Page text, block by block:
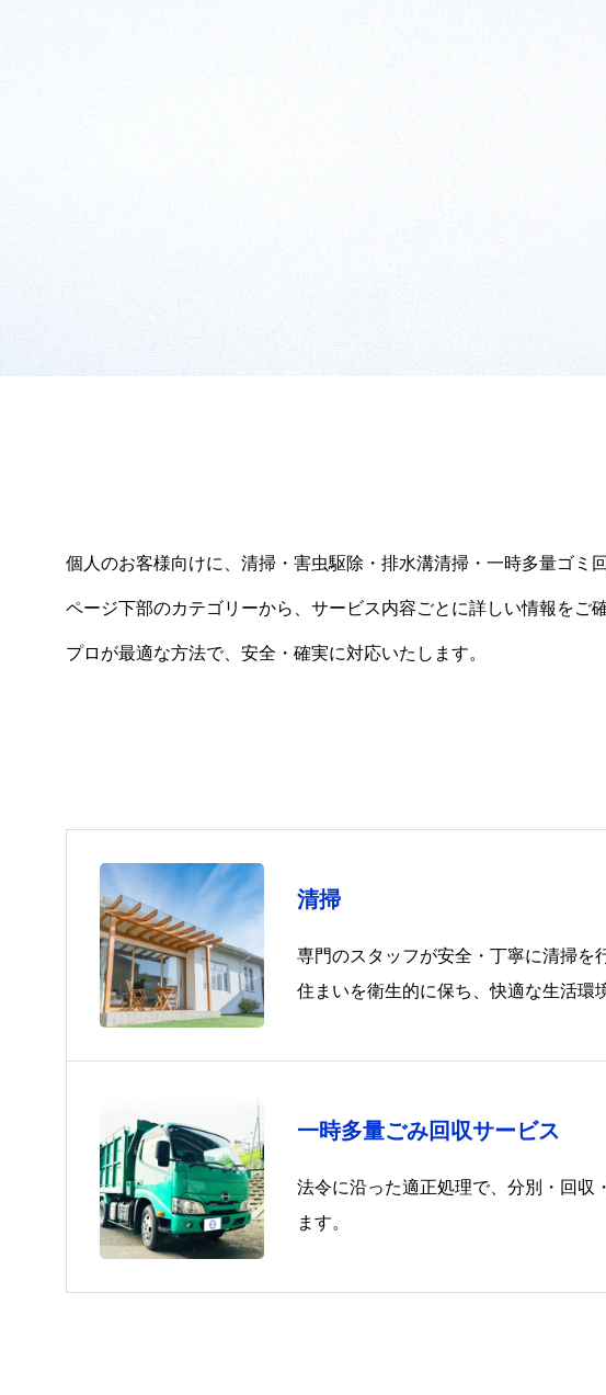
個人のお客様向けに、清掃・害虫駆除・排水溝清掃・一時多量ゴミ
ページ下部のカテゴリーから、サービス内容ごとに詳しい情報をご
プロが最適な方法で、安全・確実に対応いたします。
清掃
専門のスタッフが安全・丁寧に清掃を
住まいを衛生的に保ち、快適な生活環
一時多量ごみ回収サービス
法令に沿った適正処理で、分別・回収
ます。